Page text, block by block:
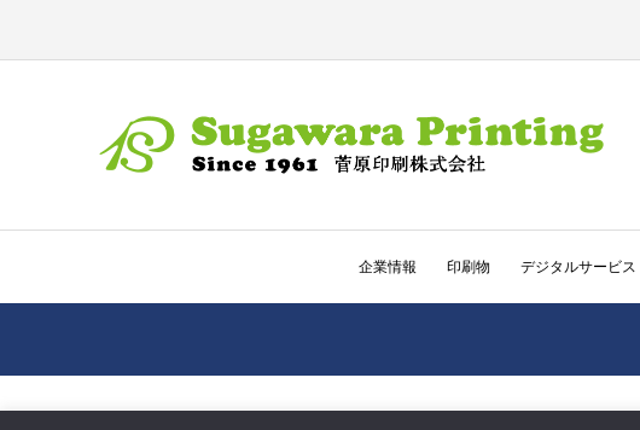
企業情報 印刷物 デジタルサービス